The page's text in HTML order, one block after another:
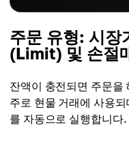
주문 유형: 시
(Limit) 및 손절
잔액이 충전되면 주문을
주로 현물 거래에 사용
를 자동으로 실행합니다.